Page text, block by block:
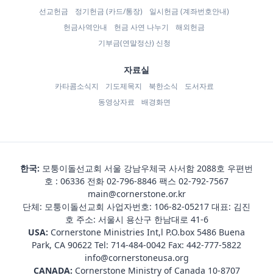
선교헌금 정기헌금 (카드/통장)
일시헌금 (계좌번호안내)
헌금사역안내
헌금 사연 나누기
해외헌금
기부금(연말정산) 신청
자료실
카타콤소식지 기도제목지 북한소식
도서자료
동영상자료
배경화면
한국: 모퉁이돌선교회 서울 강남우체국 사서함 2088호 우편번
호 : 06336 전화 02-796-8846 팩스 02-792-7567
main@cornerstone.or.kr
단체: 모퉁이돌선교회 사업자번호: 106-82-05217 대표: 김진
호 주소: 서울시 용산구 한남대로 41-6
USA: Cornerstone Ministries Int,l P.O.box 5486 Buena
Park, CA 90622 Tel: 714-484-0042 Fax: 442-777-5822
info@cornerstoneusa.org
CANADA: Cornerstone Ministry of Canada 10-8707